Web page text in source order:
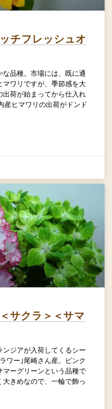
チフレッシュオ
品種。市場には、既に通
ワリですが、季節感を大
荷が始まってから仕入れ
ヒマワリの出荷がドンド
サクラ＞＜サマ
ジアが入荷してくるシー
ワー｣尾崎さん産。ピンク
マーグリーンという品種で
きめなので、一輪で飾っ